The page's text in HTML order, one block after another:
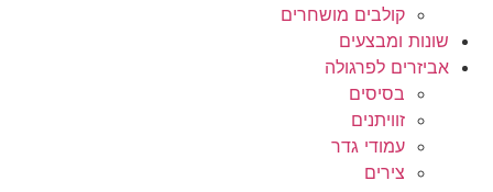
קולבים מושחרים
שונות ומבצעים
אביזרים לפרגולה
בסיסים
זוויתנים
עמודי גדר
צירים